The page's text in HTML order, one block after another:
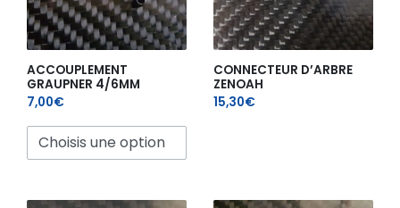
ACCOUPLEMENT
GRAUPNER 4/6MM
7,00€
produit
CONNECTEUR D’ARBRE
ZENOAH
15,30€